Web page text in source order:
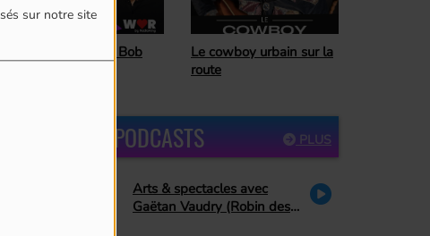
sur notre site
Le cowboy urbain sur la
Horoscope Hebdo avec
Alexandre Aubry,
PLUS
DERNIERS PODCASTS
Arts & spectacles avec
Gaëtan Vaudry (Robin des